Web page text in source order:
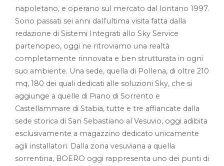
napoletano, e operano sul mercato dal lontano 1997.
Sono passati sei anni dall’ultima visita fatta dalla
redazione di Sistemi Integrati allo Sky Service
partenopeo, oggi ne ritroviamo una realtà
completamente rinnovata e ben strutturata in ogni
suo ambiente. Una sede, quella di Pollena, di oltre 210
mq, 180 dei quali dedicati alle soluzioni Sky, che si
aggiunge a quelle di Piano di Sorrento e
Castellammare di Stabia, tutte e tre affiancate dalla
sede storica di San Sebastiano al Vesuvio, oggi adibita
esclusivamente a magazzino dedicato unicamente
agli installatori. Dalla zona vesuviana a quella
sorrentina, BOERO oggi rappresenta uno dei punti di